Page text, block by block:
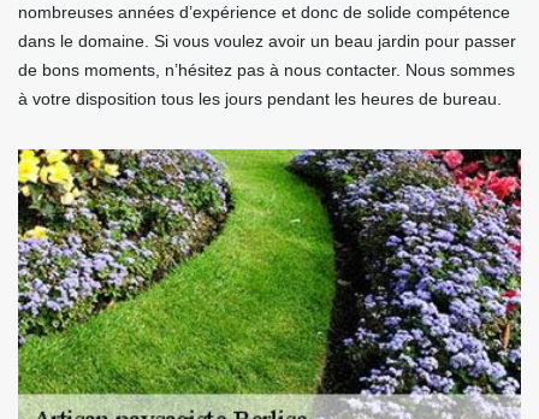
nombreuses années d’expérience et donc de solide compétence
dans le domaine. Si vous voulez avoir un beau jardin pour passer
de bons moments, n’hésitez pas à nous contacter. Nous sommes
à votre disposition tous les jours pendant les heures de bureau.